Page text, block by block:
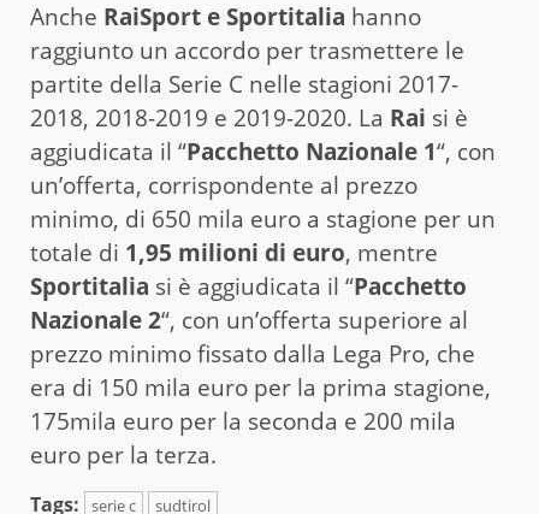
Anche RaiSport e Sportitalia hanno
raggiunto un accordo per trasmettere le
partite della Serie C nelle stagioni 2017-
2018, 2018-2019 e 2019-2020. La Rai si è
aggiudicata il “Pacchetto Nazionale 1“, con
un’offerta, corrispondente al prezzo
minimo, di 650 mila euro a stagione per un
totale di 1,95 milioni di euro, mentre
Sportitalia si è aggiudicata il “Pacchetto
Nazionale 2“, con un’offerta superiore al
prezzo minimo fissato dalla Lega Pro, che
era di 150 mila euro per la prima stagione,
175mila euro per la seconda e 200 mila
euro per la terza.
Tags: serie c sudtirol